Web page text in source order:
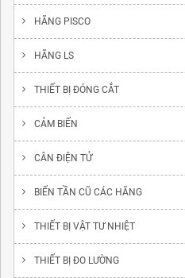
HÃNG PISCO
HÃNG LS
THIẾT BỊ ĐÓNG CẮT
CẢM BIẾN
CÂN ĐIỆN TỬ
BIẾN TẦN CŨ CÁC HÃNG
THIẾT BỊ VẬT TƯ NHIỆT
THIẾT BỊ ĐO LƯỜNG